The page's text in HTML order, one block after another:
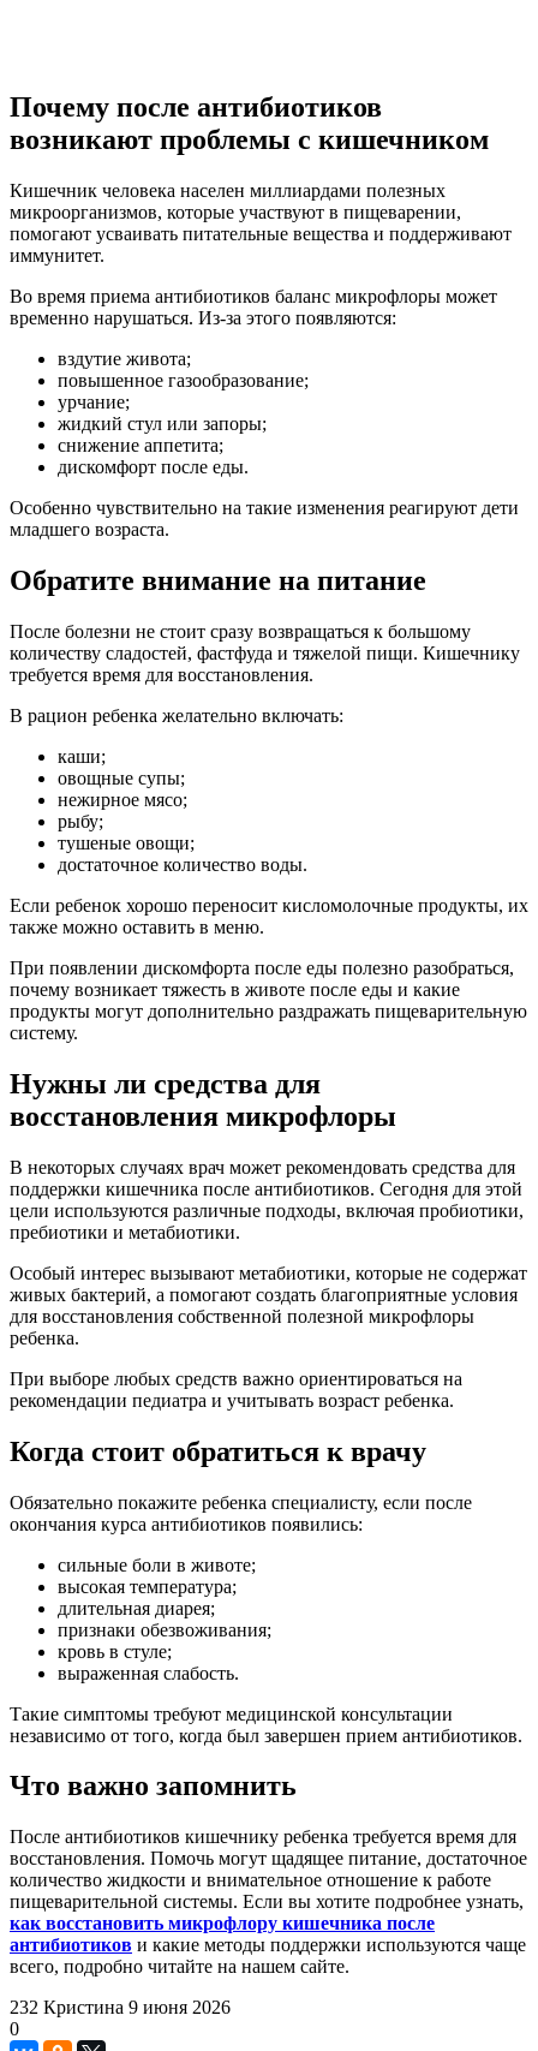
Почему после антибиотиков
возникают проблемы с кишечником
Кишечник человека населен миллиардами полезных
микроорганизмов, которые участвуют в пищеварении,
помогают усваивать питательные вещества и поддерживают
иммунитет.
Во время приема антибиотиков баланс микрофлоры может
временно нарушаться. Из-за этого появляются:
вздутие живота;
повышенное газообразование;
урчание;
жидкий стул или запоры;
снижение аппетита;
дискомфорт после еды.
Особенно чувствительно на такие изменения реагируют дети
младшего возраста.
Обратите внимание на питание
После болезни не стоит сразу возвращаться к большому
количеству сладостей, фастфуда и тяжелой пищи. Кишечнику
требуется время для восстановления.
В рацион ребенка желательно включать:
каши;
овощные супы;
нежирное мясо;
рыбу;
тушеные овощи;
достаточное количество воды.
Если ребенок хорошо переносит кисломолочные продукты, их
также можно оставить в меню.
При появлении дискомфорта после еды полезно разобраться,
почему возникает тяжесть в животе после еды и какие
продукты могут дополнительно раздражать пищеварительную
систему.
Нужны ли средства для
восстановления микрофлоры
В некоторых случаях врач может рекомендовать средства для
поддержки кишечника после антибиотиков. Сегодня для этой
цели используются различные подходы, включая пробиотики,
пребиотики и метабиотики.
Особый интерес вызывают метабиотики, которые не содержат
живых бактерий, а помогают создать благоприятные условия
для восстановления собственной полезной микрофлоры
ребенка.
При выборе любых средств важно ориентироваться на
рекомендации педиатра и учитывать возраст ребенка.
Когда стоит обратиться к врачу
Обязательно покажите ребенка специалисту, если после
окончания курса антибиотиков появились:
сильные боли в животе;
высокая температура;
длительная диарея;
признаки обезвоживания;
кровь в стуле;
выраженная слабость.
Такие симптомы требуют медицинской консультации
независимо от того, когда был завершен прием антибиотиков.
Что важно запомнить
После антибиотиков кишечнику ребенка требуется время для
восстановления. Помочь могут щадящее питание, достаточное
количество жидкости и внимательное отношение к работе
пищеварительной системы. Если вы хотите подробнее узнать,
как восстановить микрофлору кишечника после
антибиотиков и какие методы поддержки используются чаще
всего, подробно читайте на нашем сайте.
232 Кристина 9 июня 2026
0